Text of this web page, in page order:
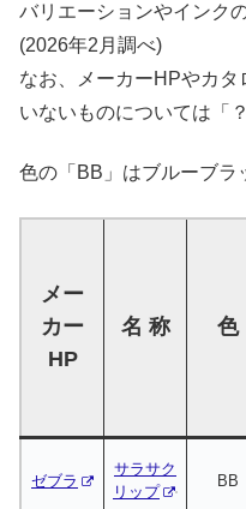
バリエーションやインク
(2026年2月調べ)
なお、メーカーHPやカ
いないものについては「
色の「BB」はブルーブラ
メー
カー
HP
名 称 色
ゼブラ
サラサク
リップ
BB